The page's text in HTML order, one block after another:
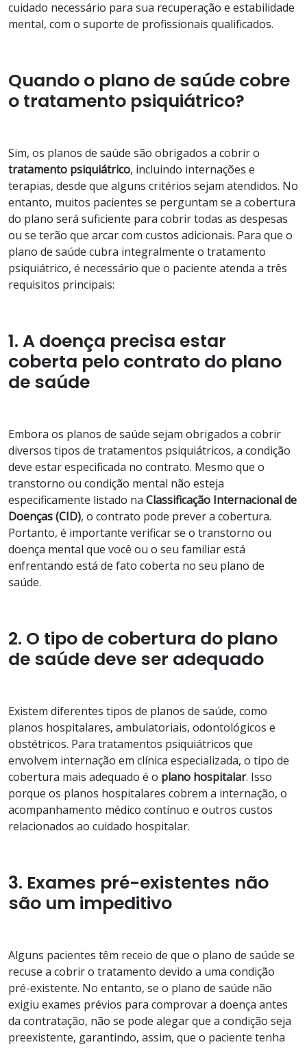
cuidado necessário para sua recuperação e estabilidade
mental, com o suporte de profissionais qualificados.
Quando o plano de saúde cobre
o tratamento psiquiátrico?
Sim, os planos de saúde são obrigados a cobrir o
tratamento psiquiátrico, incluindo internações e
terapias, desde que alguns critérios sejam atendidos. No
entanto, muitos pacientes se perguntam se a cobertura
do plano será suficiente para cobrir todas as despesas
ou se terão que arcar com custos adicionais. Para que o
plano de saúde cubra integralmente o tratamento
psiquiátrico, é necessário que o paciente atenda a três
requisitos principais:
1. A doença precisa estar
coberta pelo contrato do plano
de saúde
Embora os planos de saúde sejam obrigados a cobrir
diversos tipos de tratamentos psiquiátricos, a condição
deve estar especificada no contrato. Mesmo que o
transtorno ou condição mental não esteja
especificamente listado na Classificação Internacional de
Doenças (CID), o contrato pode prever a cobertura.
Portanto, é importante verificar se o transtorno ou
doença mental que você ou o seu familiar está
enfrentando está de fato coberta no seu plano de
saúde.
2. O tipo de cobertura do plano
de saúde deve ser adequado
Existem diferentes tipos de planos de saúde, como
planos hospitalares, ambulatoriais, odontológicos e
obstétricos. Para tratamentos psiquiátricos que
envolvem internação em clínica especializada, o tipo de
cobertura mais adequado é o plano hospitalar. Isso
porque os planos hospitalares cobrem a internação, o
acompanhamento médico contínuo e outros custos
relacionados ao cuidado hospitalar.
3. Exames pré-existentes não
são um impeditivo
Alguns pacientes têm receio de que o plano de saúde se
recuse a cobrir o tratamento devido a uma condição
pré-existente. No entanto, se o plano de saúde não
exigiu exames prévios para comprovar a doença antes
da contratação, não se pode alegar que a condição seja
preexistente, garantindo, assim, que o paciente tenha